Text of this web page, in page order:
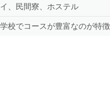
、民間寮、ホステル
校でコースが豊富なのが特徴